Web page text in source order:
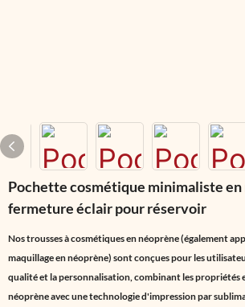
Pochette cosmétique minimaliste en
fermeture éclair pour réservoir
Nos trousses à cosmétiques en néoprène (également
maquillage en néoprène) sont conçues pour les
qualité et la personnalisation, combinant les propriétés
néoprène avec une technologie d'impression par